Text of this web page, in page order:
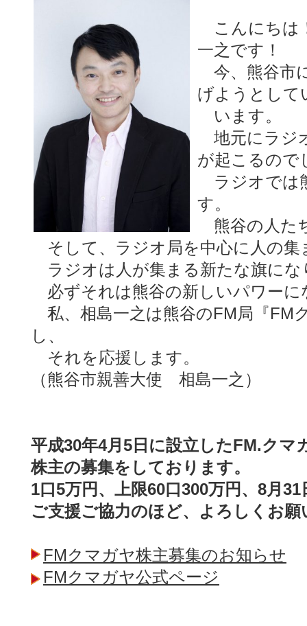
こんにちは
一之です！
今、熊谷市
げようとして
います。
地元にラジ
が起こるので
ラジオでは
す。
熊谷の人た
そして、ラジオ局を中心に人の集
ラジオは人が集まる新たな旗にな
必ずそれは熊谷の新しいパワーに
私、相島一之は熊谷のFM局『FM
し、
それを応援します。
（熊谷市親善大使 相島一之）
平成30年4月5日に設立したFM.クマ
株主の募集をしております。
1口5万円、上限60口300万円、8月
ご支援ご協力のほど、よろしくお
FMクマガヤ株主募集のお知らせ
FMクマガヤ公式ページ